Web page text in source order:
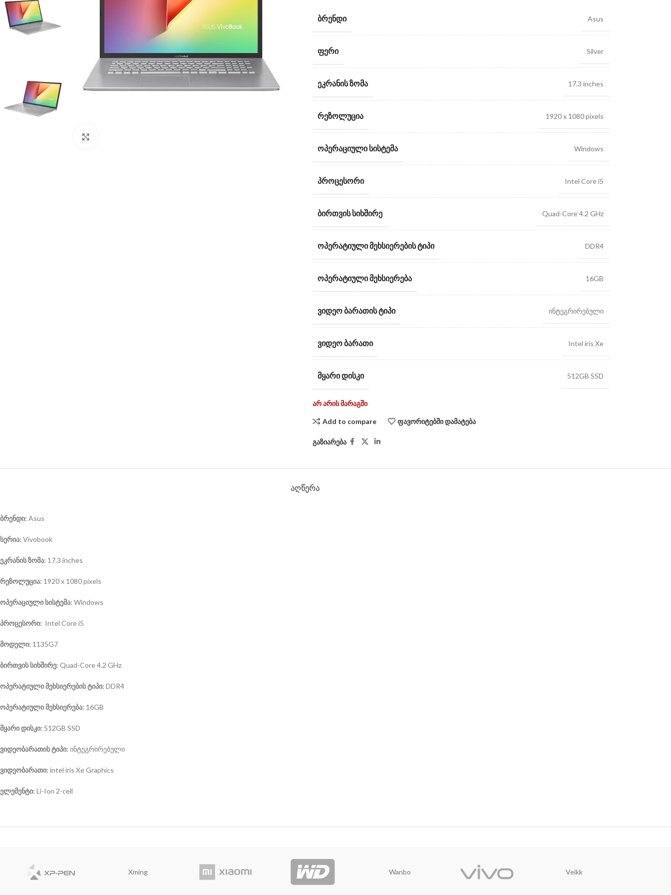
ᲑᲠᲔᲜᲓᲘ Asus
ᲤᲔᲠᲘ Silver
ᲔᲙᲠᲐᲜᲘᲡ ᲖᲝᲛᲐ 17.3 inches
ᲠᲔᲖᲝᲚᲣᲪᲘᲐ 1920 x 1080 pixels
ᲝᲞᲔᲠᲐᲪᲘᲣᲚᲘ ᲡᲘᲡᲢᲔᲛᲐ Windows
ᲞᲠᲝᲪᲔᲡᲝᲠᲘ Intel Core i5
ᲑᲘᲠᲗᲕᲘᲡ ᲡᲘᲮᲨᲘᲠᲔ Quad-Core 4.2 GHz
ᲝᲞᲔᲠᲐᲢᲘᲣᲚᲘ ᲛᲔᲮᲡᲘᲔᲠᲔᲑᲘᲡ ᲢᲘᲞᲘ DDR4
ᲝᲞᲔᲠᲐᲢᲘᲣᲚᲘ ᲛᲔᲮᲡᲘᲔᲠᲔᲑᲐ 16GB
ᲕᲘᲓᲔᲝ ᲑᲐᲠᲐᲗᲘᲡ ᲢᲘᲞᲘ ინტეგრირებული
ᲕᲘᲓᲔᲝ ᲑᲐᲠᲐᲗᲘ Intel iris Xe
ᲛᲧᲐᲠᲘ ᲓᲘᲡᲙᲘ 512GB SSD
არ არის მარაგში
Add to compare ფავორიტებში დამატება
გაზიარება
ᲐᲦᲬᲔᲠᲐ
ბრენდი: Asus
სერია: Vivobook
ეკრანის ზომა: 17.3 inches
რეზოლუცია: 1920 x 1080 pixels
ოპერაციული სისტემა: Windows
პროცესორი: Intel Core i5
მოდელი: 1135G7
ბირთვის სიხშირე: Quad-Core 4.2 GHz
ოპერატიული მეხსიერების ტიპი: DDR4
ოპერატიული მეხსიერება: 16GB
მყარი დისკი: 512GB SSD
ვიდეობარათის ტიპი: ინტეგრირებული
ვიდეობარათი: intel iris Xe Graphics
ელემენტი: Li-Ion 2-cell
Xming Wanbo Veikk